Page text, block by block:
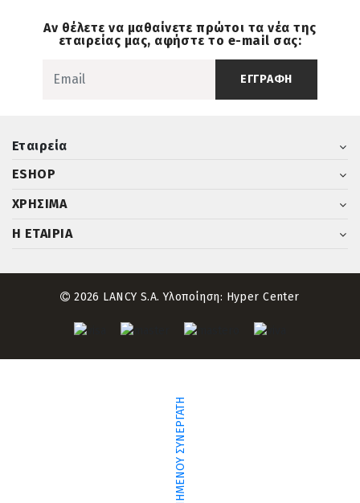
Αν θέλετε να μαθαίνετε πρώτοι τα νέα της
εταιρείας μας, αφήστε το e-mail σας:
ΕΓΓΡΑΦΗ
Εταιρεία
ESHOP
ΧΡΗΣΙΜΑ
Η ΕΤΑΙΡΙΑ
2026 LANCY S.A. Υλοποίηση: Hyper Center